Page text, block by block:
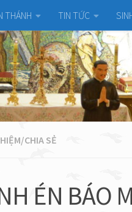
THÁNH TIN TỨC
CHIA SẺ
ÉN BÁO